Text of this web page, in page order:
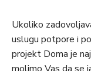
Ukoliko
uslugu potpore i
projekt Doma je